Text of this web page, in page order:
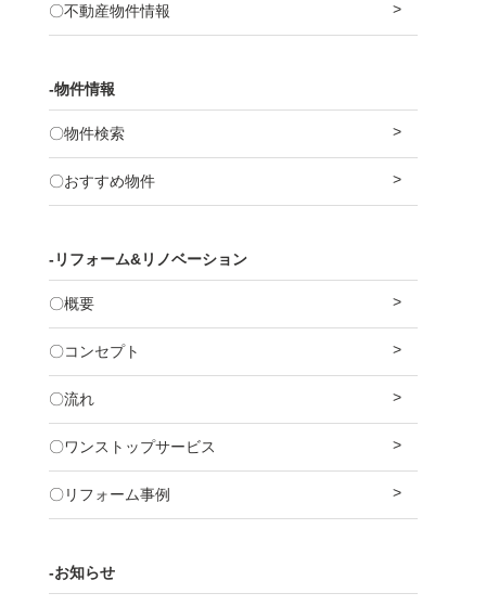
〇不動産物件情報
-物件情報
〇物件検索
〇おすすめ物件
-リフォーム&リノベーション
〇概要
〇コンセプト
〇流れ
〇ワンストップサービス
〇リフォーム事例
-お知らせ